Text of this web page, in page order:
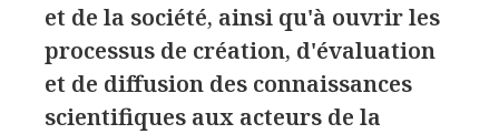
et de la société, ainsi qu'à ouvrir les
processus de création, d'évaluation
et de diffusion des connaissances
scientifiques aux acteurs de la